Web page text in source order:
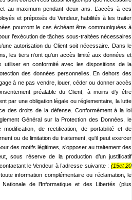
au maximum pendant deux ans. L’accès à ces
et préposés du Vendeur, habilités à les traiter
pourront le cas échéant être communiquées à
l’exécution de tâches sous-traitées nécessaires
autorisation du Client soit nécessaire. Dans le
les tiers n’ont qu’un accès limité aux données et
utiliser en conformité avec les dispositions de la
des données personnelles. En dehors des
à ne pas vendre, louer, céder ou donner accès
préalable du Client, à moins d’y être
par une obligation légale ou réglementaire, la lutte
des droits de la défense. Conformément à la loi
Général sur la Protection des Données, le
de rectification, de portabilité et de
ou de limitation du traitement, qu'il peut exercer
des motifs légitimes, s’opposer au traitement des
sous réserve de la production d’un justificatif
le Vendeur à l’adresse suivante : (15et 20
information complémentaire ou réclamation, le
de l’Informatique et des Libertés (plus